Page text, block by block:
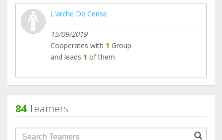
L'arche De Cerise
15/09/2019
Cooperates with 1 Group
and leads 1 of them
84Teamers
groupProfile.searchForm.search.text???